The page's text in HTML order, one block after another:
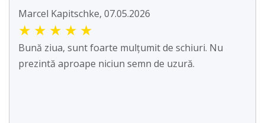
Marcel Kapitschke, 07.05.2026
★ ★ ★ ★ ★
Bună ziua, sunt foarte mulțumit de schiuri. Nu
prezintă aproape niciun semn de uzură.